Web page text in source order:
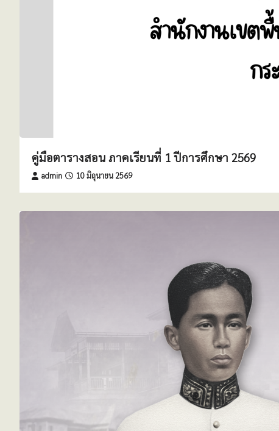
คู่มือตารางสอน ภาคเรียนที่ 1 ปีการศึกษา 2569
admin 10 มิถุนายน 2569